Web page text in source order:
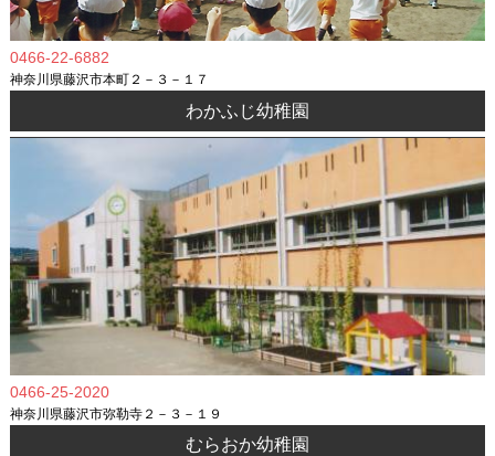
0466-22-6882
神奈川県藤沢市本町２－３－１７
わかふじ幼稚園
0466-25-2020
神奈川県藤沢市弥勒寺２－３－１９
むらおか幼稚園